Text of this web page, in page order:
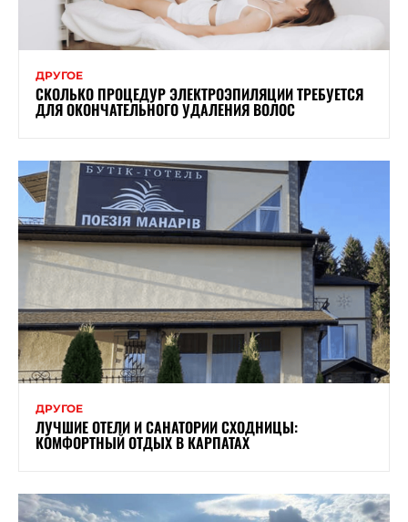
ДРУГОЕ
СКОЛЬКО ПРОЦЕДУР ЭЛЕКТРОЭПИЛЯЦИИ ТРЕБУЕТСЯ
ДЛЯ ОКОНЧАТЕЛЬНОГО УДАЛЕНИЯ ВОЛОС
ДРУГОЕ
ЛУЧШИЕ ОТЕЛИ И САНАТОРИИ СХОДНИЦЫ:
КОМФОРТНЫЙ ОТДЫХ В КАРПАТАХ